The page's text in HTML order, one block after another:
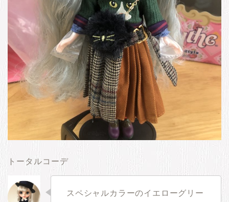
トータルコーデ
スペシャルカラーのイエローグリー